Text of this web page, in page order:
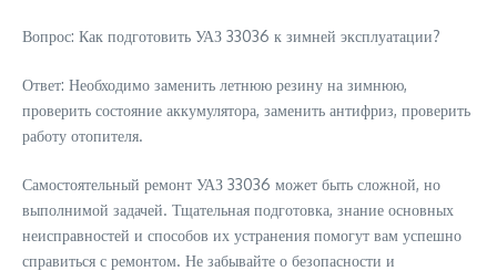
Вопрос: Как подготовить УАЗ 33036 к зимней эксплуатации?
Ответ: Необходимо заменить летнюю резину на зимнюю,
проверить состояние аккумулятора, заменить антифриз, проверить
работу отопителя.
Самостоятельный ремонт УАЗ 33036 может быть сложной, но
выполнимой задачей. Тщательная подготовка, знание основных
неисправностей и способов их устранения помогут вам успешно
справиться с ремонтом. Не забывайте о безопасности и